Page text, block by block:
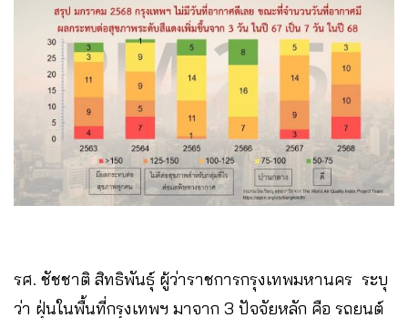
รศ. ชัชชาติ สิทธิพันธุ์ ผู้ว่าราชการกรุงเทพมหานคร ระบุ
ว่า ฝุ่นในพื้นที่กรุงเทพฯ มาจาก 3 ปัจจัยหลัก คือ รถยนต์